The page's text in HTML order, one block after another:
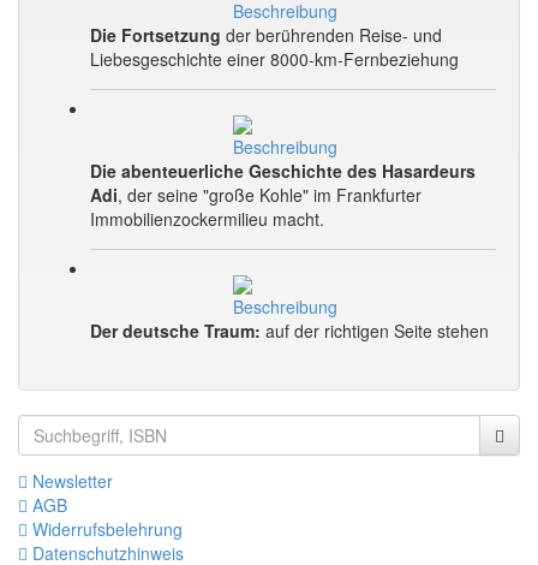
Die Fortsetzung der berührenden Reise- und
Liebesgeschichte einer 8000-km-Fernbeziehung
Die abenteuerliche Geschichte des Hasardeurs
Adi, der seine "große Kohle" im Frankfurter
Immobilienzockermilieu macht.
Der deutsche Traum: auf der richtigen Seite stehen
Newsletter
AGB
Widerrufsbelehrung
Datenschutzhinweis